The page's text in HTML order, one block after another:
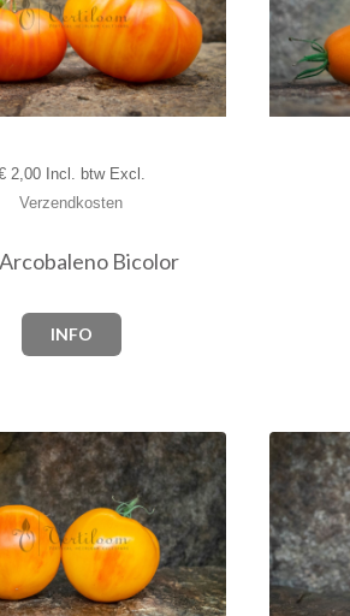
2,00 Incl. btw Excl.
Verzendkosten
Bicolor
INFO